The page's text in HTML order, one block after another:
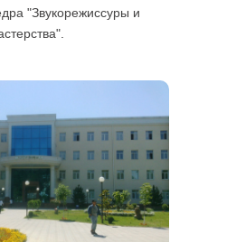
"Звукорежиссуры и